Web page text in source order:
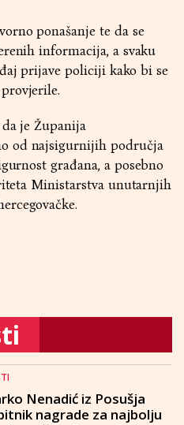
ponašanje te da se
informacija, a svaku
prijave policiji kako bi se
je Županija
od najsigurnijih područja
građana, a posebno
Ministarstva unutarnjih
Nenadić iz Posušja
nagrade za najbolju